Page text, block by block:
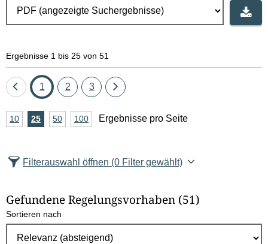
Ergebnisse 1 bis 25 von 51
Eine
zurück
Seite
1 Seite
2 Seite
3
Eine
vor
A
z
l
E
10Ergebnisse
25Ergebnisse
50Ergebnisse
100Ergebnisse
Ergebnisse pro Seite
Filterauswahl öffnen (0 Filter gewählt)
Gefundene Regelungsvorhaben (51)
Sortieren nach